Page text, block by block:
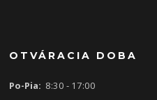
OTVÁRACIA DOBA
Po-Pia: 8:30 - 17:00